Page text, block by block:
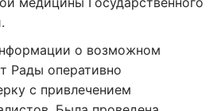
о возможном
Рады оперативно
с привлечением